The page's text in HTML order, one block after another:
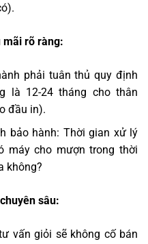
mãi rõ ràng:
phải tuân thủ quy định
là 12-24 tháng cho thân
đầu in).
bảo hành: Thời gian xử lý
máy cho mượn trong thời
không?
sâu:
vấn giỏi sẽ không cố bán